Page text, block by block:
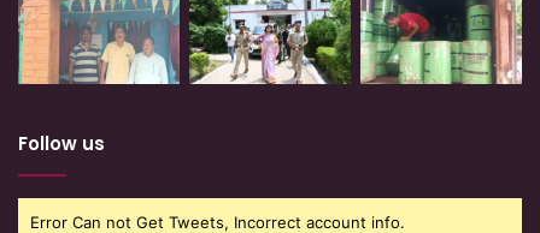
Follow us
Error Can not Get Tweets, Incorrect account info.